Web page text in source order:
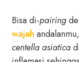
Bisa di-pairing
wajah
centella asiatica